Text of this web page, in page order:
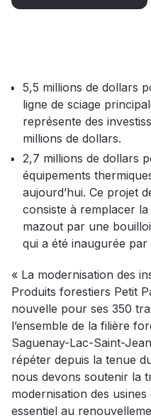
5,5 millions de dollars
ligne de sciage
représente des
millions de dollars.
2,7 millions de dollars
équipements
aujourd’hui. Ce projet
consiste à remplacer
mazout par une
qui a été inaugurée
« La modernisation des
Produits forestiers Petit
nouvelle pour ses 350
l’ensemble de la filière
Saguenay-Lac-Saint-
répéter depuis la tenue
nous devons soutenir la
modernisation des
essentiel au